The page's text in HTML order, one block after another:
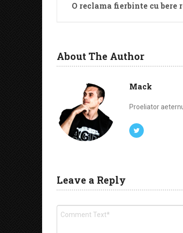
O reclama fierbinte cu bere
About The Author
Mack
Proeliator
Leave a Reply